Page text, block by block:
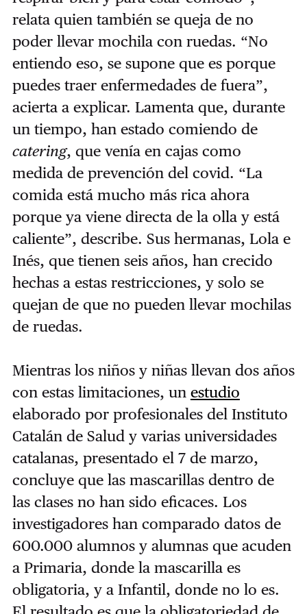
relata quien también se queja de no
poder llevar mochila con ruedas. “No
entiendo eso, se supone que es porque
puedes traer enfermedades de fuera”,
acierta a explicar. Lamenta que, durante
un tiempo, han estado comiendo de
catering, que venía en cajas como
medida de prevención del covid. “La
comida está mucho más rica ahora
porque ya viene directa de la olla y está
caliente”, describe. Sus hermanas, Lola e
Inés, que tienen seis años, han crecido
hechas a estas restricciones, y solo se
quejan de que no pueden llevar mochilas
de ruedas.
Mientras los niños y niñas llevan dos años
con estas limitaciones, un estudio
elaborado por profesionales del Instituto
Catalán de Salud y varias universidades
catalanas, presentado el 7 de marzo,
concluye que las mascarillas dentro de
las clases no han sido eficaces. Los
investigadores han comparado datos de
600.000 alumnos y alumnas que acuden
a Primaria, donde la mascarilla es
obligatoria, y a Infantil, donde no lo es.